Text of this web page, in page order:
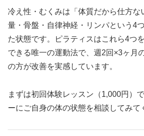
冷え性・むくみは「体質だから仕方な
量・骨盤・自律神経・リンパという4
た状態です。ピラティスはこれら4つ
できる唯一の運動法で、週2回×3ヶ月
の方が改善を実感しています。
まずは初回体験レッスン（1,000円）
ーにご自身の体の状態を相談してみて